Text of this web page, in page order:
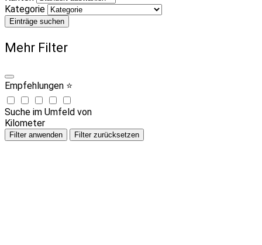
Kategorie
Einträge suchen
Mehr Filter
Empfehlungen ⭐
Suche im Umfeld von
Kilometer
Filter anwenden Filter zurücksetzen